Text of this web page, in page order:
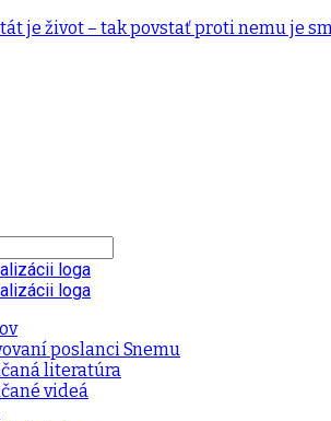
je život – tak povstať proti nemu je
poslanci Snemu
literatúra
videá